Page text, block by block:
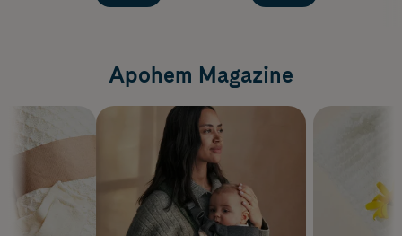
Apohem Magazine